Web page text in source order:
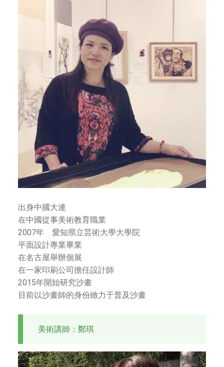
供
藝
術
課
程
，
包
括
京
、
書
法
、
器
樂
等
，
孩
的
出身中國大連
在中國從事美術教育職業
2007年 愛知県立芸術大學大學院
平面設計專業畢業
在名古屋舉辦個展
在一家印刷公司擔任設計師
2015年開始研究沙畫
目前以沙畫師的身份緻力于普及沙畫
美術講師：鄭琪